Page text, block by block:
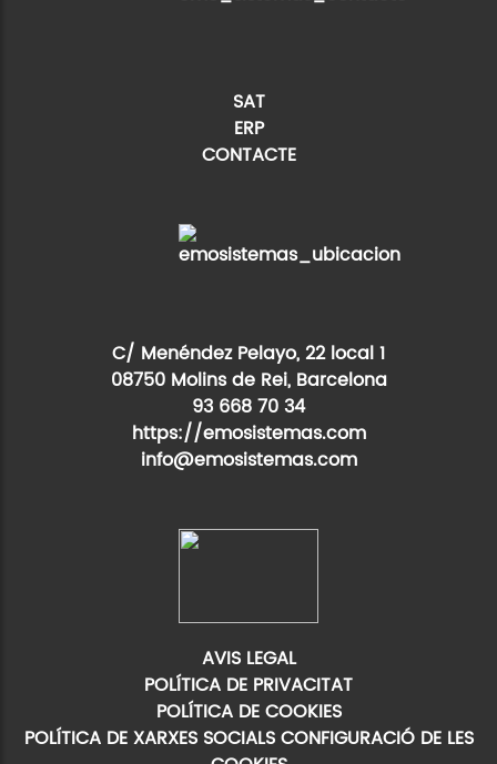
SAT
ERP
CONTACTE
C/ Menéndez Pelayo, 22 local 1
08750 Molins de Rei, Barcelona
93 668 70 34
https://emosistemas.com
info@emosistemas.com
AVIS LEGAL
POLÍTICA DE PRIVACITAT
POLÍTICA DE COOKIES
POLÍTICA DE XARXES SOCIALS CONFIGURACIÓ DE LES